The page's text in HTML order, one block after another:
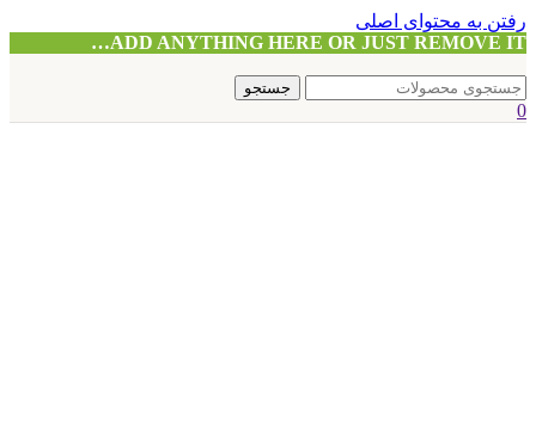
رفتن به محتوای اصلی
ADD ANYTHING HERE OR JUST REMOVE IT…
جستجو
0